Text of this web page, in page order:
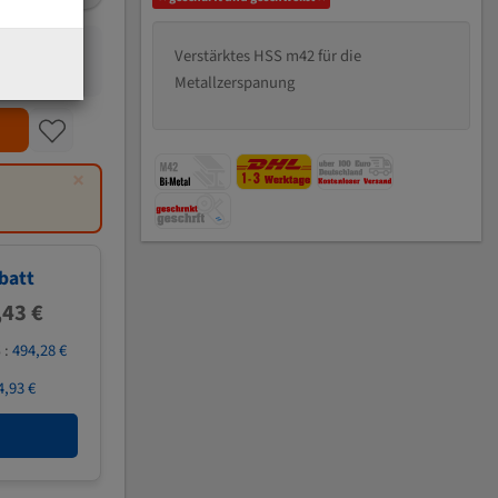
×
€
:494,28 €
€
Verstärktes HSS m42 für die
Metallzerspanung